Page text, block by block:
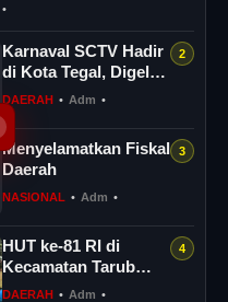
Taruna dan
Komunitas
•
Karnaval SCTV Hadir
di Kota Tegal, Digelar
Gratis Selama Dua
Hari
DAERAH • Adm •
Menyelamatkan Fiskal
Daerah
NASIONAL • Adm •
HUT ke-81 RI di
Kecamatan Tarub
Tegal Bakal
DAERAH • Adm •